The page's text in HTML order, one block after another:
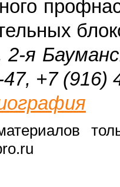
2-я
+7 (916)